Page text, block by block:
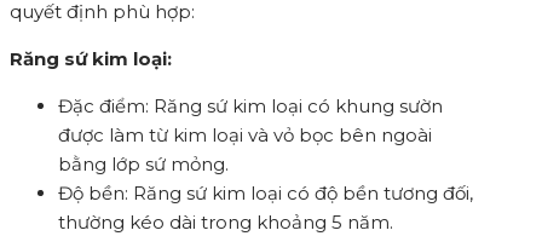
quyết định phù hợp:
Răng sứ kim loại:
Đặc điểm: Răng sứ kim loại có khung sườn
được làm từ kim loại và vỏ bọc bên ngoài
bằng lớp sứ mỏng.
Độ bền: Răng sứ kim loại có độ bền tương đối,
thường kéo dài trong khoảng 5 năm.